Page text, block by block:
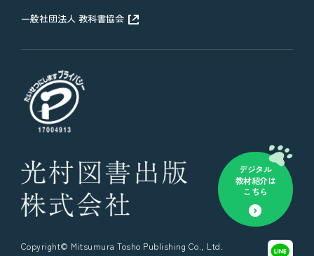
一般社団法人 教科書協会
デジタル
教材紹介は
こちら
Copyright© Mitsumura Tosho Publishing Co., Ltd.